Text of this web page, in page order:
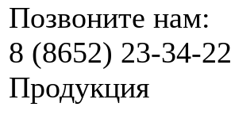
Позвоните нам:
8 (8652) 23-34-22
Продукция